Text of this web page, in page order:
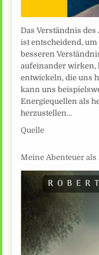
Das Verständnis
ist entscheidend,
besseren
aufeinander wirken,
entwickeln, die uns
kann uns
Energiequellen als
herzustellen…
Quelle
Meine Abenteuer als